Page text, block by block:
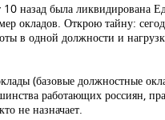
10 назад была ликвидирована
окладов. Открою тайну:
в одной должности и
(базовые должностные
работающих россиян,
не назначает.